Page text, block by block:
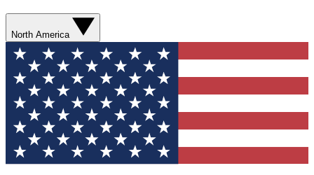
North America